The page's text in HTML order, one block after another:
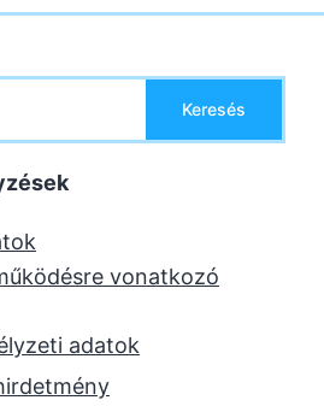
Keresés
vonatkozó
adatok